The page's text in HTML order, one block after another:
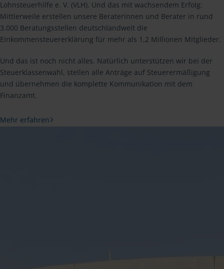
Lohnsteuerhilfe e. V. (VLH). Und das mit wachsendem Erfolg:
Mittlerweile erstellen unsere Beraterinnen und Berater in rund
3.000 Beratungsstellen deutschlandweit die
Einkommensteuererklärung für mehr als 1,2 Millionen Mitglieder.
Und das ist noch nicht alles. Natürlich unterstützen wir bei der
Steuerklassenwahl, stellen alle Anträge auf Steuerermäßigung
und übernehmen die komplette Kommunikation mit dem
Finanzamt.
Mehr erfahren